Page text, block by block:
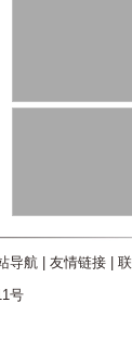
导航| 友情链接|
号